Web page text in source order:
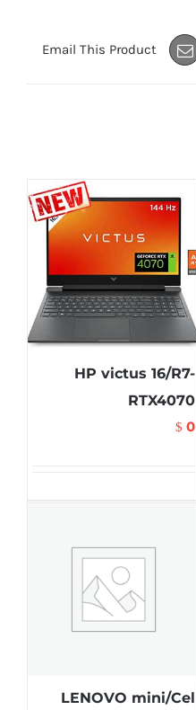
Email This Product
HP victus 16/R7-
RTX4070
$ 0
LENOVO mini/Cel